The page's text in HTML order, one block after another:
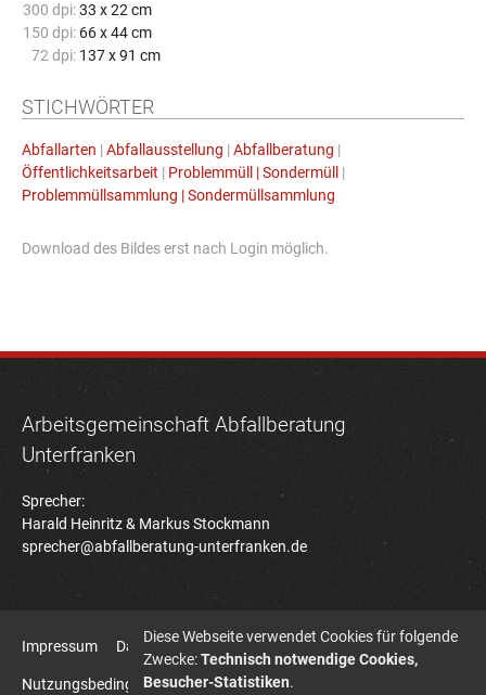
300 dpi: 33 x 22 cm
150 dpi: 66 x 44 cm
72 dpi: 137 x 91 cm
STICHWÖRTER
Abfallarten | Abfallausstellung | Abfallberatung |
Öffentlichkeitsarbeit | Problemmüll | Sondermüll |
Problemmüllsammlung | Sondermüllsammlung
Download des Bildes erst nach Login möglich.
Arbeitsgemeinschaft Abfallberatung
Unterfranken
Sprecher:
Harald Heinritz & Markus Stockmann
sprecher@abfallberatung-unterfranken.de
Impressum Datenschutz
Nutzungsbedingungen Bildatenbank Sitemap
Diese Webseite verwendet Cookies für folgende
Zwecke:Technisch notwendige Cookies,
Besucher-Statistiken.